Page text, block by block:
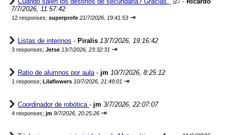
7/7/2026, 11:57:42
12 responses; superprofe 21/7/2026, 19:41:53 ⇥
Listas de interinos - Piralis 13/7/2026, 19:16:42
3 responses; Jetse 13/7/2026, 23:32:31 ⇥
Ratio de alumnos por aula- jm 10/7/2026, 8:25:12
1 response; Lilaflowers 10/7/2026, 21:49:01 ⇥
Coordinador de robótica - jm 3/7/2026, 22:07:07
4 responses; jm 9/7/2026, 20:25:26 ⇥